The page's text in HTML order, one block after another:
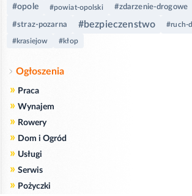
#opole #powiat-opolski #zdarzenie-drogowe
#straz-pozarna #bezpieczenstwo #ruch-
#krasiejow #kłop
Ogłoszenia
» Praca
» Wynajem
» Rowery
» Dom i Ogród
» Usługi
» Serwis
» Pożyczki